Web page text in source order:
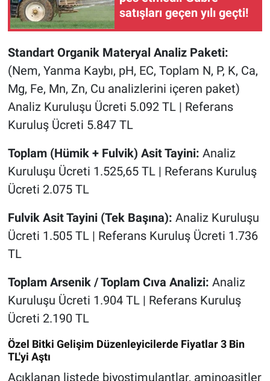
satışları geçen yılı geçti!
Standart Organik Materyal Analiz Paketi:
(Nem, Yanma Kaybı, pH, EC, Toplam N, P, K, Ca,
Mg, Fe, Mn, Zn, Cu analizlerini içeren paket)
Analiz Kuruluşu Ücreti 5.092 TL | Referans
Kuruluş Ücreti 5.847 TL
Toplam (Hümik + Fulvik) Asit Tayini: Analiz
Kuruluşu Ücreti 1.525,65 TL | Referans Kuruluş
Ücreti 2.075 TL
Fulvik Asit Tayini (Tek Başına): Analiz Kuruluşu
Ücreti 1.505 TL | Referans Kuruluş Ücreti 1.736
TL
Toplam Arsenik / Toplam Cıva Analizi: Analiz
Kuruluşu Ücreti 1.904 TL | Referans Kuruluş
Ücreti 2.190 TL
Özel Bitki Gelişim Düzenleyicilerde Fiyatlar 3 Bin
TL'yi Aştı
Açıklanan listede biyostimulantlar, aminoasitler